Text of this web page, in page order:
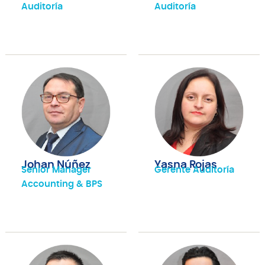
Auditoría
Auditoría
Johan Núñez
Senior Manager
Accounting & BPS
Yasna Rojas
Gerente Auditoría